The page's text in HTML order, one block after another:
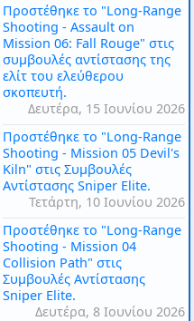
Προστέθηκε το "Long-Range
Shooting - Assault on
Mission 06: Fall Rouge" στις
συμβουλές αντίστασης της
ελίτ του ελεύθερου
σκοπευτή.
Δευτέρα, 15 Ιουνίου 2026
Προστέθηκε το "Long-Range
Shooting - Mission 05 Devil's
Kiln" στις Συμβουλές
Αντίστασης Sniper Elite.
Τετάρτη, 10 Ιουνίου 2026
Προστέθηκε το "Long-Range
Shooting - Mission 04
Collision Path" στις
Συμβουλές Αντίστασης
Sniper Elite.
Δευτέρα, 8 Ιουνίου 2026